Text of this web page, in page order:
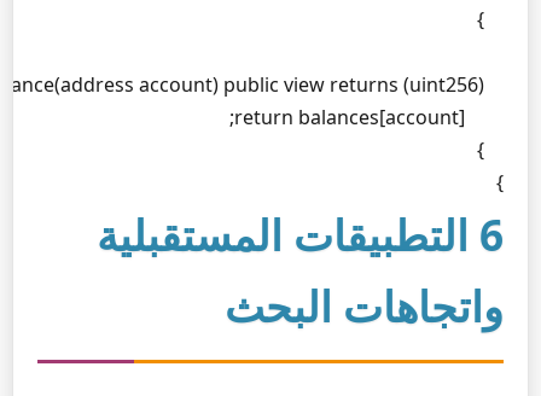
}
6 التطبيقات المستقبلية
واتجاهات البحث